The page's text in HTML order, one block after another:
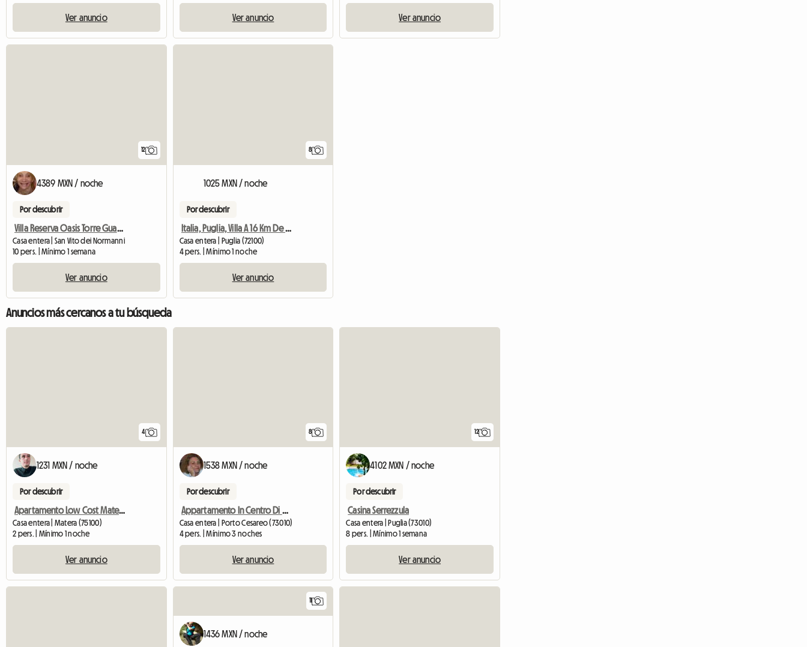
Ver anuncio Ver anuncio Ver anuncio
12
4389 MXN / noche
Por descubrir
Villa Reserva Oasis Torre Guaceto Mare Ostuni Ialie
Casa entera | San Vito dei Normanni
10 pers. | Mínimo 1 semana
Ver anuncio
8
1025 MXN / noche
Por descubrir
Italia, Puglia, Villa A 16 Km De Ostuni
Casa entera | Puglia (72100)
4 pers. | Mínimo 1 noche
Ver anuncio
Anuncios más cercanos a tu búsqueda
4
1231 MXN / noche
Por descubrir
Apartamento Low Cost Matera-centro
Casa entera | Matera (75100)
2 pers. | Mínimo 1 noche
Ver anuncio
8
1538 MXN / noche
Por descubrir
Appartamento In Centro Di Porto Cesareo
Casa entera | Porto Cesareo (73010)
4 pers. | Mínimo 3 noches
Ver anuncio
12
4102 MXN / noche
Por descubrir
Casina Serrezzula
Casa entera | Puglia (73010)
8 pers. | Mínimo 1 semana
Ver anuncio
11
1436 MXN / noche